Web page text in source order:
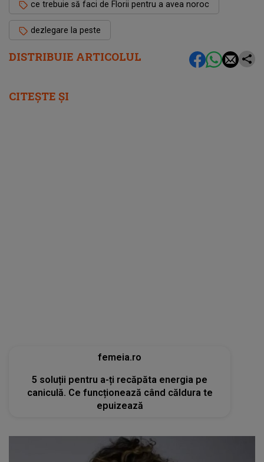
DISTRIBUIE ARTICOLUL
ce trebuie să faci de Florii pentru a avea noroc
dezlegare la peste
CITEȘTE ȘI
femeia.ro
5 soluții pentru a-ți recăpăta energia pe
caniculă. Ce funcționează când căldura te
epuizează